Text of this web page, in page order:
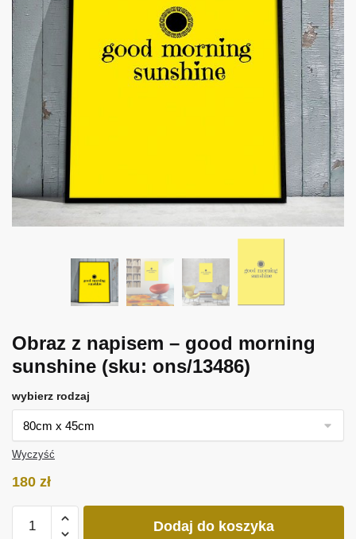
Obraz z napisem – good morning
sunshine (sku: ons/13486)
wybierz rodzaj
Wyczyść
180 zł
Obraz
Dodaj do koszyka